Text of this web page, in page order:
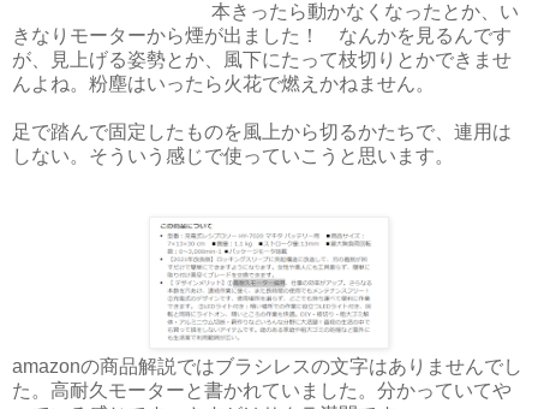
本きったら動かなくなったとか、い
きなりモーターから煙が出ました！ なんかを見るんです
が、見上げる姿勢とか、風下にたって枝切りとかできませ
んよね。粉塵はいったら火花で燃えかねません。
足で踏んで固定したものを風上から切るかたちで、連用は
しない。そういう感じで使っていこうと思います。
amazonの商品解説ではブラシレスの文字はありませんでし
た。高耐久モーターと書かれていました。分かっていてや